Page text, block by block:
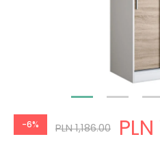
-6% PLN 1,186.00